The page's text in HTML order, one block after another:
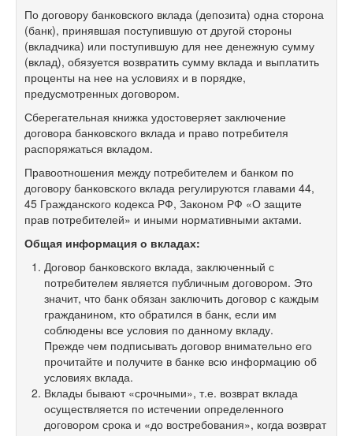
По договору банковского вклада (депозита) одна сторона
(банк), принявшая поступившую от другой стороны
(вкладчика) или поступившую для нее денежную сумму
(вклад), обязуется возвратить сумму вклада и выплатить
проценты на нее на условиях и в порядке,
предусмотренных договором.
Сберегательная книжка удостоверяет заключение
договора банковского вклада и право потребителя
распоряжаться вкладом.
Правоотношения между потребителем и банком по
договору банковского вклада регулируются главами 44,
45 Гражданского кодекса РФ, Законом РФ «О защите
прав потребителей» и иными нормативными актами.
Общая информация о вкладах:
Договор банковского вклада, заключенный с
потребителем является публичным договором. Это
значит, что банк обязан заключить договор с каждым
гражданином, кто обратился в банк, если им
соблюдены все условия по данному вкладу.
Прежде чем подписывать договор внимательно его
прочитайте и получите в банке всю информацию об
условиях вклада.
Вклады бывают «срочными», т.е. возврат вклада
осуществляется по истечении определенного
договором срока и «до востребования», когда возврат